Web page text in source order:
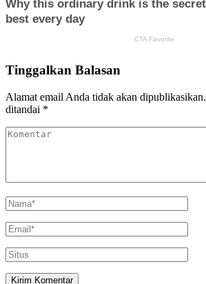
Tinggalkan Balasan
Alamat email Anda tidak akan dipublikasikan.
ditandai *